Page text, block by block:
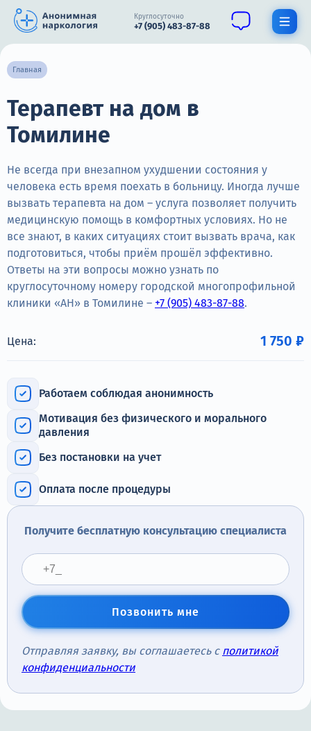
Круглосуточно
+7 (905) 483-87-88
О нас
Наркомания
Нарколог
Стационар
Психиатрия
Цены
Контакты
Круглосуточно, анонимно
Адрес call-центра
Томилино, ул. Гаршина, 17
Главная
Терапевт на дом в
Томилине
Не всегда при внезапном ухудшении состояния у
человека есть время поехать в больницу. Иногда лучше
вызвать терапевта на дом – услуга позволяет получить
медицинскую помощь в комфортных условиях. Но не
все знают, в каких ситуациях стоит вызвать врача, как
подготовиться, чтобы приём прошёл эффективно.
Ответы на эти вопросы можно узнать по
круглосуточному номеру городской многопрофильной
клиники «АН» в Томилине – +7 (905) 483-87-88.
Цена: 1 750 ₽
Работаем соблюдая анонимность
Мотивация без физического и морального
давления
Без постановки на учет
Оплата после процедуры
Получите бесплатную консультацию специалиста
Позвонить мне
Отправляя заявку, вы соглашаетесь с политикой
конфиденциальности